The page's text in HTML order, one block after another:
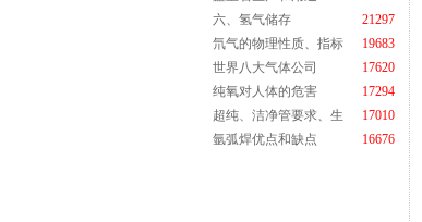
六、氢气储存
21297
氘气的物理性质、指标
19683
世界八大气体公司
17620
纯氧对人体的危害
17294
超纯、洁净管要求、生
17010
氩弧焊优点和缺点
16676